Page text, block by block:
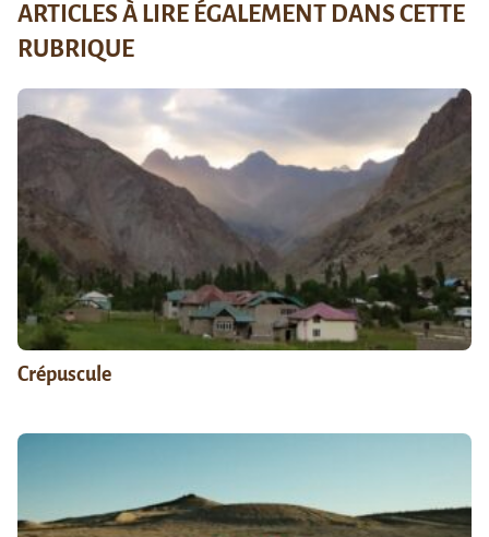
ARTICLES À LIRE ÉGALEMENT DANS CETTE
RUBRIQUE
Crépuscule